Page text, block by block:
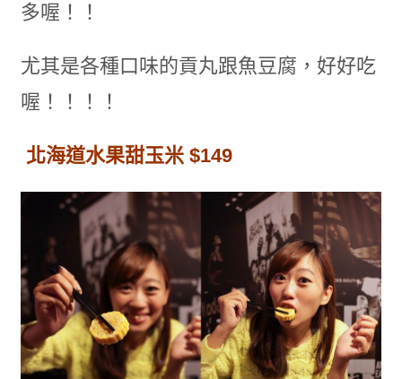
多喔！！
尤其是各種口味的貢丸跟魚豆腐，好好吃
喔！！！！
北海道水果甜玉米 $149